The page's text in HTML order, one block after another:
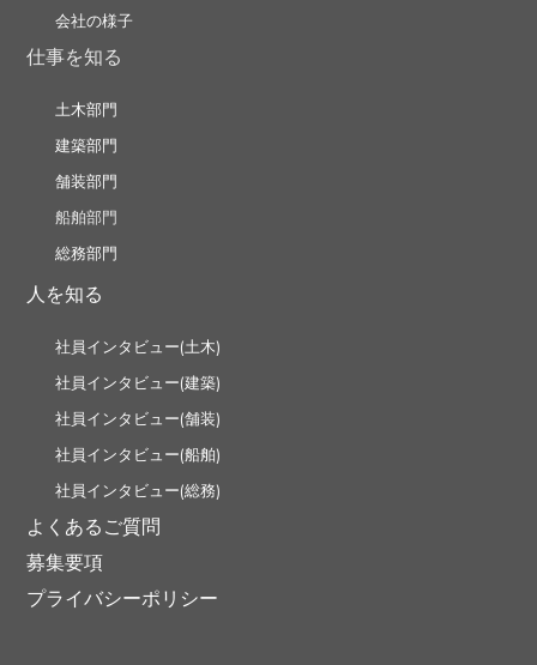
会社の様子
仕事を知る
土木部門
建築部門
舗装部門
船舶部門
総務部門
人を知る
社員インタビュー(土木)
社員インタビュー(建築)
社員インタビュー(舗装)
社員インタビュー(船舶)
社員インタビュー(総務)
よくあるご質問
募集要項
プライバシーポリシー